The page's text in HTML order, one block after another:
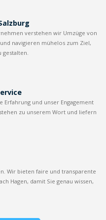
verstehen wir Umzüge von
navigieren mühelos zum Ziel,
Erfahrung und unser Engagement
zu unserem Wort und liefern
Wir bieten faire und transparente
Hagen, damit Sie genau wissen,